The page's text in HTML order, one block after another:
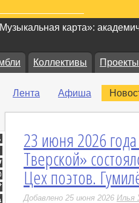
карта»:
Коллективы Проекты
Лента Афиша
23 июня 2026
Тверской»
Цех поэтов.
Добавлено 25 июня 2026 Илья